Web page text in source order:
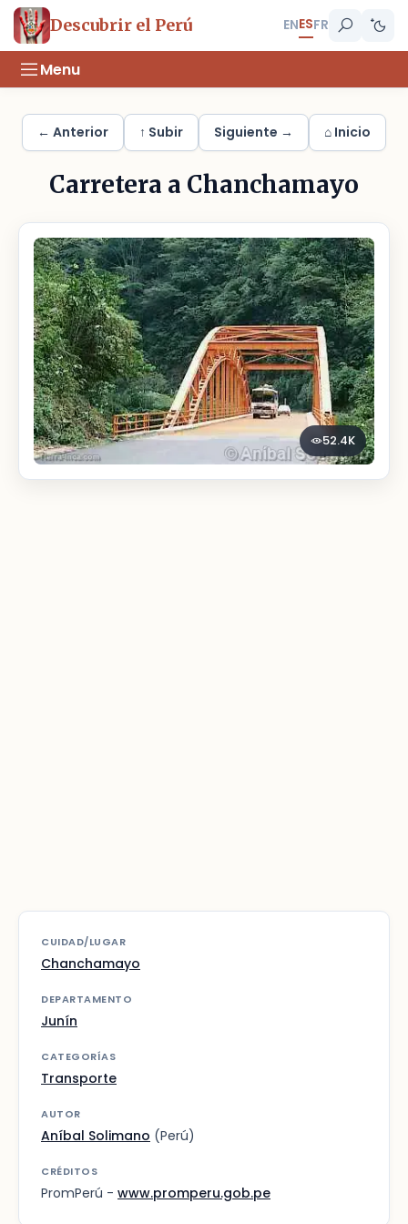
Descubrir el Perú ENESFR
Menu
← Anterior ↑ Subir Siguiente → ⌂ Inicio
Carretera a Chanchamayo
52.4K
CUIDAD/LUGAR
Chanchamayo
DEPARTAMENTO
Junín
CATEGORÍAS
Transporte
AUTOR
Aníbal Solimano (Perú)
CRÉDITOS
PromPerú - www.promperu.gob.pe